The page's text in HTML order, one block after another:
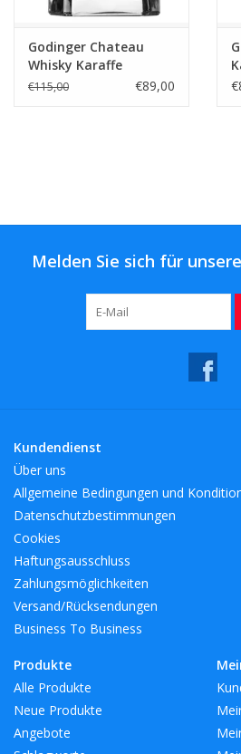
Godinger Chateau
Whisky Karaffe
€115,00 €89,00
Melden Sie sich für
Kundendienst
Über uns
Allgemeine Bedingungen und
Datenschutzbestimmungen
Cookies
Haftungsausschluss
Zahlungsmöglichkeiten
Versand/Rücksendungen
Business To Business
Produkte
Alle Produkte
Neue Produkte
Angebote